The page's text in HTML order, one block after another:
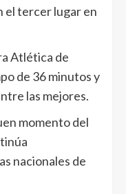
el tercer lugar en
Atlética de
de 36 minutos y
las mejores.
momento del
nacionales de